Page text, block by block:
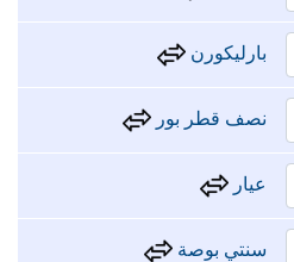
بارليكورن
نصف قطر بور
عيار
سنتي بوصة